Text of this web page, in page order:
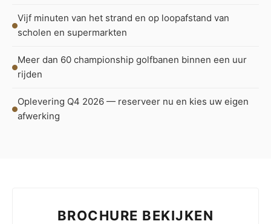
Vijf minuten van het strand en op loopafstand van
scholen en supermarkten
Meer dan 60 championship golfbanen binnen een uur
rijden
Oplevering Q4 2026 — reserveer nu en kies uw eigen
afwerking
BROCHURE BEKIJKEN